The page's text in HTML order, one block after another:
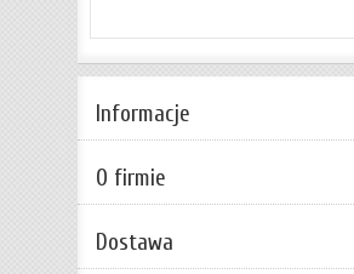
Informacje
O firmie
Dostawa